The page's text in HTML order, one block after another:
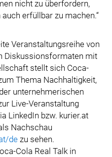
nicht zu überfordern,
erfüllbar zu machen.“
Veranstaltungsreihe von
Diskussionsformaten mit
stellt sich Coca-
Thema Nachhaltigkeit,
unternehmerischen
Live-Veranstaltung
LinkedIn bzw. kurier.at
Nachschau
de zu sehen.
Cola Real Talk in